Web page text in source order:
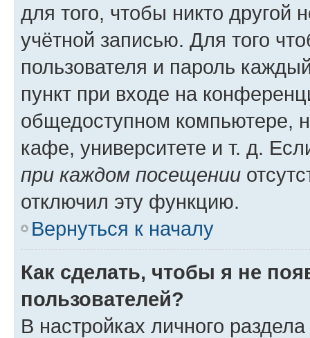
для того, чтобы никто другой
учётной записью. Для того
пользователя и пароль
пункт при входе на
общедоступном компьютере,
кафе, университете и т. д.
при каждом посещении
отключил эту функцию.
Вернуться к началу
Как сделать, чтобы я не
пользователей?
В настройках личного